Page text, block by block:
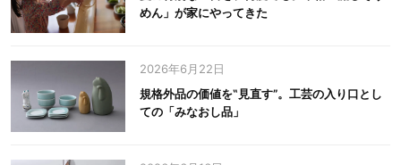
めん」が家にやってきた
2026年6月22日
規格外品の価値を‟見直す”。工芸の入り口とし
ての「みなおし品」